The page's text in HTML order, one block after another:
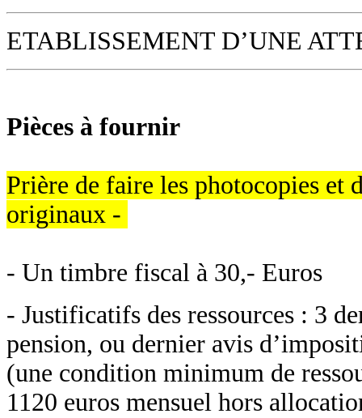
ETABLISSEMENT D’UNE
Pièces à fournir
Prière de faire les photocopies et
originaux -
- Un timbre fiscal à 30,- Euros
- Justificatifs des ressources : 3
pension, ou dernier avis
(une condition minimum de
1120 euros mensuel hors